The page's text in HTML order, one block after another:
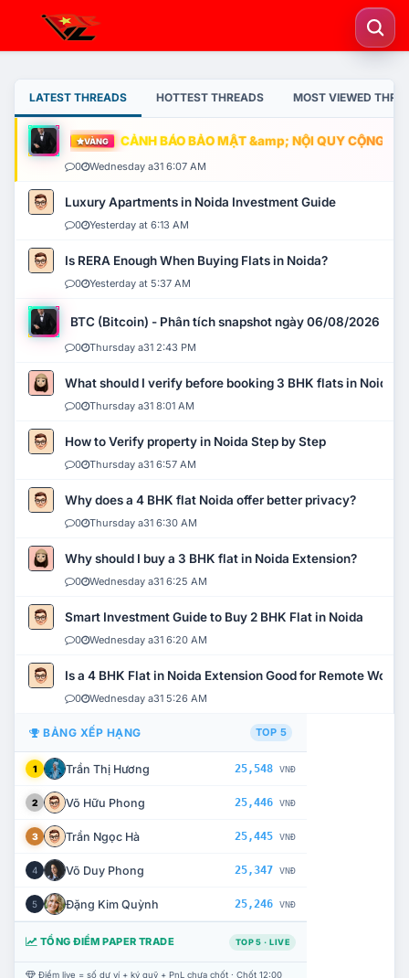
LATEST THREADS HOTTEST THREADS MOST VIEWED
VÀNG CẢNH BÁO BẢO MẬT &amp; NỘI QUY CỘNG
0 Wednesday a31 6:07 AM
Luxury Apartments in Noida Investment Guide
0 Yesterday at 6:13 AM
Is RERA Enough When Buying Flats in Noida?
0 Yesterday at 5:37 AM
BTC (Bitcoin) - Phân tích snapshot ngày 06/08/2026
0 Thursday a31 2:43 PM
What should I verify before booking 3 BHK flats in Noida?
0 Thursday a31 8:01 AM
How to Verify property in Noida Step by Step
0 Thursday a31 6:57 AM
Why does a 4 BHK flat Noida offer better privacy?
0 Thursday a31 6:30 AM
Why should I buy a 3 BHK flat in Noida Extension?
0 Wednesday a31 6:25 AM
Smart Investment Guide to Buy 2 BHK Flat in Noida
0 Wednesday a31 6:20 AM
Is a 4 BHK Flat in Noida Extension Good for Remote Work?
0 Wednesday a31 5:26 AM
BẢNG XẾP HẠNG TOP 5
1 Trần Thị Hương 25,548 VNĐ
2 Võ Hữu Phong 25,446 VNĐ
3 Trần Ngọc Hà 25,445 VNĐ
4 Võ Duy Phong 25,347 VNĐ
5 Đặng Kim Quỳnh 25,246 VNĐ
TỔNG ĐIỂM PAPER TRADE TOP 5 · LIVE
Điểm live = số dư ví + ký quỹ + PnL chưa chốt · Chốt 12:00